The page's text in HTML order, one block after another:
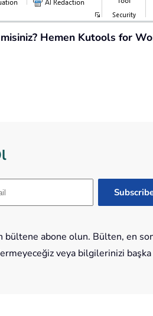
Hemen Kutools for
abone olun. Bülten, en
veya bilgilerinizi